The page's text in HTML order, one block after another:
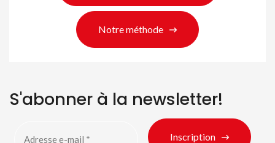
Notre méthode
S'abonner à la newsletter!
Inscription
Rechercher des produits